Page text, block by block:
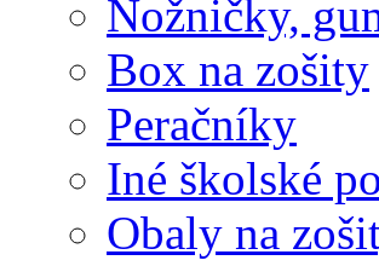
Nožničky,
Box na zošity
Peračníky
Iné školské
Obaly na